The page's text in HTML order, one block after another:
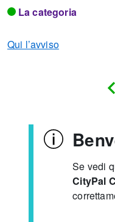
La categoria
Qui l’avviso
Se vedi
CityPal